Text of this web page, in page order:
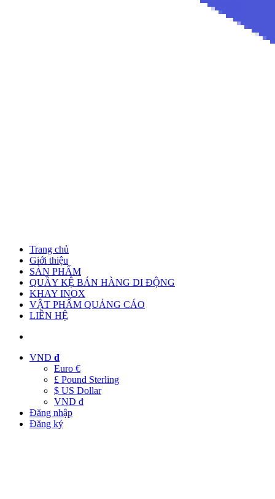
Trang chủ
Giới thiệu
SẢN PHẨM
QUẦY KỆ BÁN HÀNG DI ĐỘNG
KHAY INOX
VẬT PHẨM QUẢNG CÁO
LIÊN HỆ
VND đ
Euro €
£ Pound Sterling
$ US Dollar
VND đ
Đăng nhập
Đăng ký